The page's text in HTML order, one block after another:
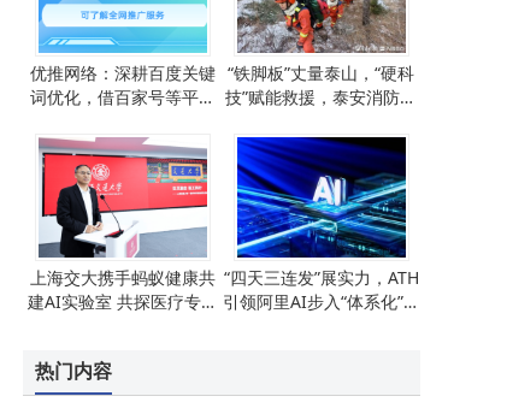
优推网络：深耕百度关键
词优化，借百家号等平台
“铁脚板”丈量泰山，“硬科
技”赋能救援，泰安消防筑
上海交大携手蚂蚁健康共
建AI实验室 共探医疗专科
“四天三连发”展实力，ATH
引领阿里AI步入“体系化”新
热门内容